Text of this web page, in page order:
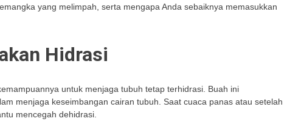
yang melimpah, serta mengapa Anda sebaiknya memasukkan
Hidrasi
untuk menjaga tubuh tetap terhidrasi. Buah ini
menjaga keseimbangan cairan tubuh. Saat cuaca panas atau setelah
mencegah dehidrasi.